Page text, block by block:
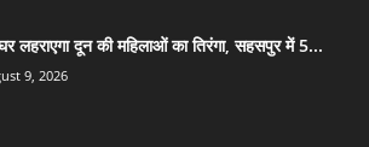
लहराएगा दून की महिलाओं का तिरंगा, सहसपुर में 5...
9, 2026